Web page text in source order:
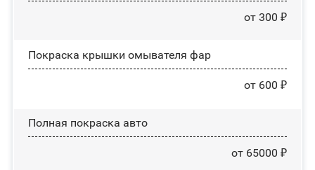
от 300 ₽
Покраска крышки омывателя фар
от 600 ₽
Полная покраска авто
от 65000 ₽